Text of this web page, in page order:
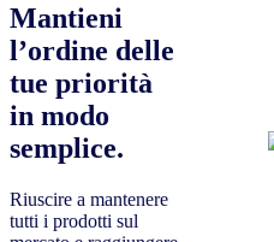
Mantieni
l’ordine delle
tue priorità
in modo
semplice.
Riuscire a mantenere
tutti i prodotti sul